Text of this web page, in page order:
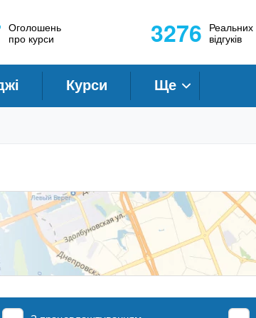
Оголошень
про курси
3276 Реальних
відгуків
Курси Ще